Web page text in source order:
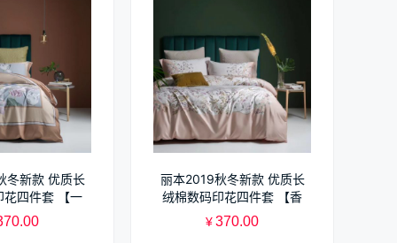
冬新款 优质长
花四件套 【一
两色入
丽本2019秋冬新款 优质长
绒棉数码印花四件套 【香
风欢颜】两色入
¥370.00